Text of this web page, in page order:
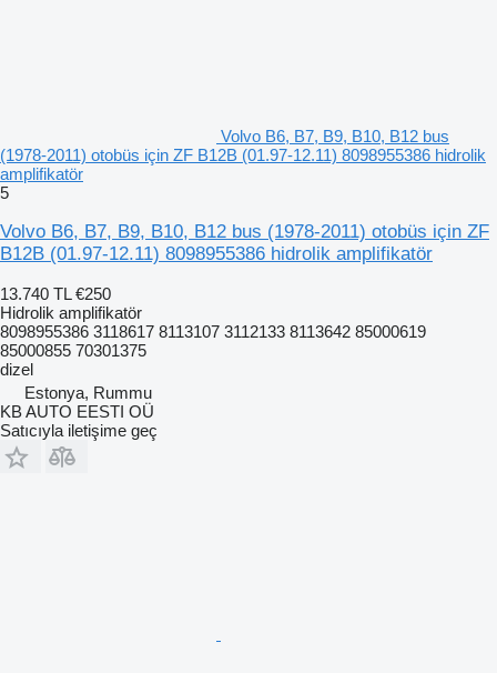
Volvo B6, B7, B9, B10, B12 bus
(1978-2011) otobüs için ZF B12B (01.97-12.11) 8098955386 hidrolik
amplifikatör
5
Volvo B6, B7, B9, B10, B12 bus (1978-2011) otobüs için ZF
B12B (01.97-12.11) 8098955386 hidrolik amplifikatör
13.740 TL €250
Hidrolik amplifikatör
8098955386 3118617 8113107 3112133 8113642 85000619
85000855 70301375
dizel
Estonya, Rummu
KB AUTO EESTI OÜ
Satıcıyla iletişime geç